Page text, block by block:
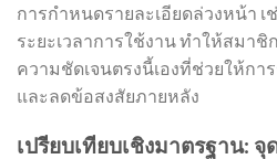
การกำหนดรายละเอียดล่วงหน้า
ระยะเวลาการใช้งาน ทำให้สมา
ความชัดเจนตรงนี้เองที่ช่วยให้กา
และลดข้อสงสัยภายหลัง
เปรียบเทียบเชิงมาตรฐาน: